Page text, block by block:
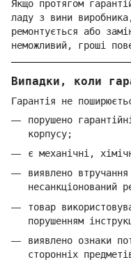
Якщо протягом
ладу з вини
ремонтується або
неможливий, гроші
Випадки, коли
Гарантія не
порушено
корпусу;
є механічні,
виявлено
несанкціонований
товар
порушенням
виявлено ознаки
сторонніх